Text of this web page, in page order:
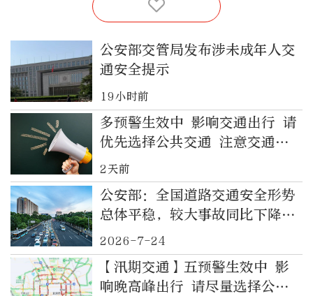
公安部交管局发布涉未成年人交
通安全提示
19小时前
多预警生效中 影响交通出行 请
优先选择公共交通 注意交通安
全
2天前
公安部：全国道路交通安全形势
总体平稳，较大事故同比下降
8.8%
2026-7-24
【汛期交通】五预警生效中 影
响晚高峰出行 请尽量选择公共